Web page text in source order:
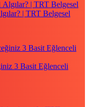
| TRT Belgesel
3 Basit Eğlenceli